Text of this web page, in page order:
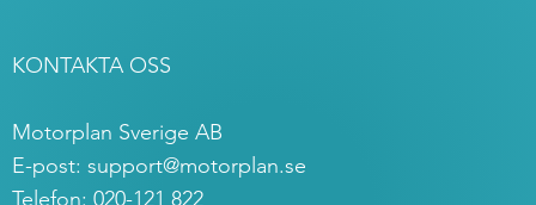
KONTAKTA OSS
Motorplan Sverige AB
E-post: support@motorplan.se
Telefon: 020-121 822